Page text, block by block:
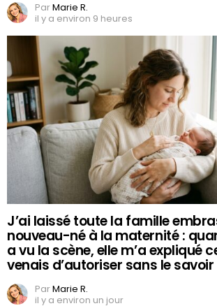
ParMarie R.
il y a environ 9 heures
J’ai laissé toute la famille
nouveau-né à la maternité :
a vu la scène, elle m’a expliqué
venais d’autoriser sans le savoir
ParMarie R.
il y a environ un jour